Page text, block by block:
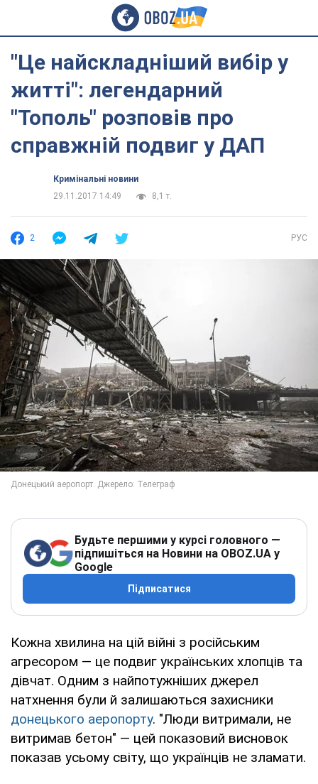
"Це найскладніший вибір у
житті": легендарний
"Тополь" розповів про
справжній подвиг у ДАП
Кримінальні новини
29.11.2017 14:49
8,1 т.
2 РУС
Будьте першими у курсі головного —
підпишіться на Новини на OBOZ.UA у
Google
Підписатися
Кожна хвилина на цій війні з російським
агресором — це подвиг українських хлопців та
дівчат. Одним з найпотужніших джерел
натхнення були й залишаються захисники
донецького аеропорту. "Люди витримали, не
витримав бетон" — цей показовий висновок
показав усьому світу, що українців не зламати.